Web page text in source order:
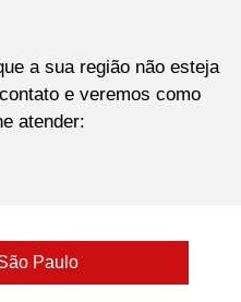
a sua região não esteja
e veremos como
atender:
Paulo